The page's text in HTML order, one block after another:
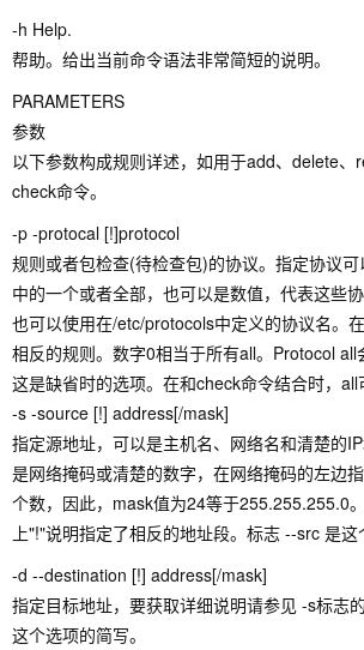
-h Help.
帮助。给出当前命令语法非常简短的说明。
PARAMETERS
参数
以下参数构成规则详述，如用于add、delete
check命令。
-p -protocal [!]protocol
规则或者包检查(待检查包)的协议。指定协议
中的一个或者全部，也可以是数值，代表这些
也可以使用在/etc/protocols中定义的协议名。
相反的规则。数字0相当于所有all。Protocol all
这是缺省时的选项。在和check命令结合时，all
-s -source [!] address[/mask]
指定源地址，可以是主机名、网络名和清楚的
是网络掩码或清楚的数字，在网络掩码的左边
个数，因此，mask值为24等于255.255.255.0
上"!"说明指定了相反的地址段。标志 --src 是这
-d --destination [!] address[/mask]
指定目标地址，要获取详细说明请参见 -s标志
这个选项的简写。